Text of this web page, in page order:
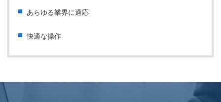
あらゆる業界に適応
快適な操作